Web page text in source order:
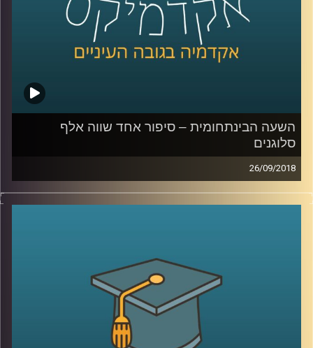
קרדיט תמונות:AudioVersity
השעה הבינתחומית – סיפור אחד שווה אלף
סלוגנים
26/09/2018
כיצד הפכו הסיפורים לכלי הניהולי היעיל ביותר
משמרים לקוחות ומגייסים משקיעים באמצעות
הנרטיב של החברות שלהם. וגם – כיצד
הפיכתם של המותגים לדת החדשה קשורה
לירידה ברמת האלימות בעולם?